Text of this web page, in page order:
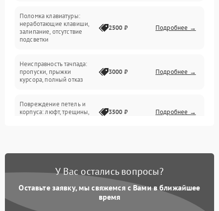
Интерфейсные проблемы
Батарея
Сеть и интернет
Поломка клавиатуры:
неработающие клавиши,
залипание, отсутствие
подсветки
2500 ₽ Подробнее →
Неисправность тачпада:
пропуски, прыжки
курсора, полный отказ
3000 ₽ Подробнее →
Повреждение петель и
корпуса: люфт, трещины,
3500 ₽ Подробнее →
быстрая разрядка,
2500 ₽ Подробнее →
Неисправность зарядного
питания
2000 ₽ Подробнее →
У Вас остались вопросы?
Оставьте заявку, мы свяжемся с Вами в ближайшее
время